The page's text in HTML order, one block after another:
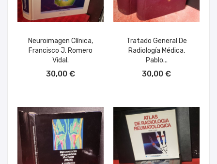
Neuroimagen Clínica,
Francisco J. Romero
Vidal.
30,00 €
Tratado General De
Radiología Médica,
Pablo...
30,00 €